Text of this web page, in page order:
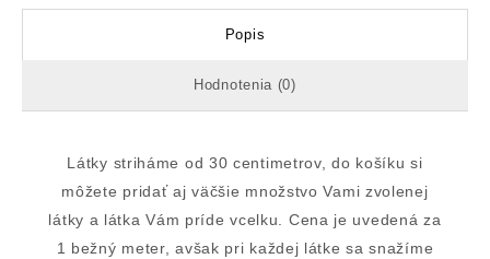
Popis
Hodnotenia (0)
Látky striháme od 30 centimetrov, do košíku si
môžete pridať aj väčšie množstvo Vami zvolenej
látky a látka Vám príde vcelku. Cena je uvedená za
1 bežný meter, avšak pri každej látke sa snažíme